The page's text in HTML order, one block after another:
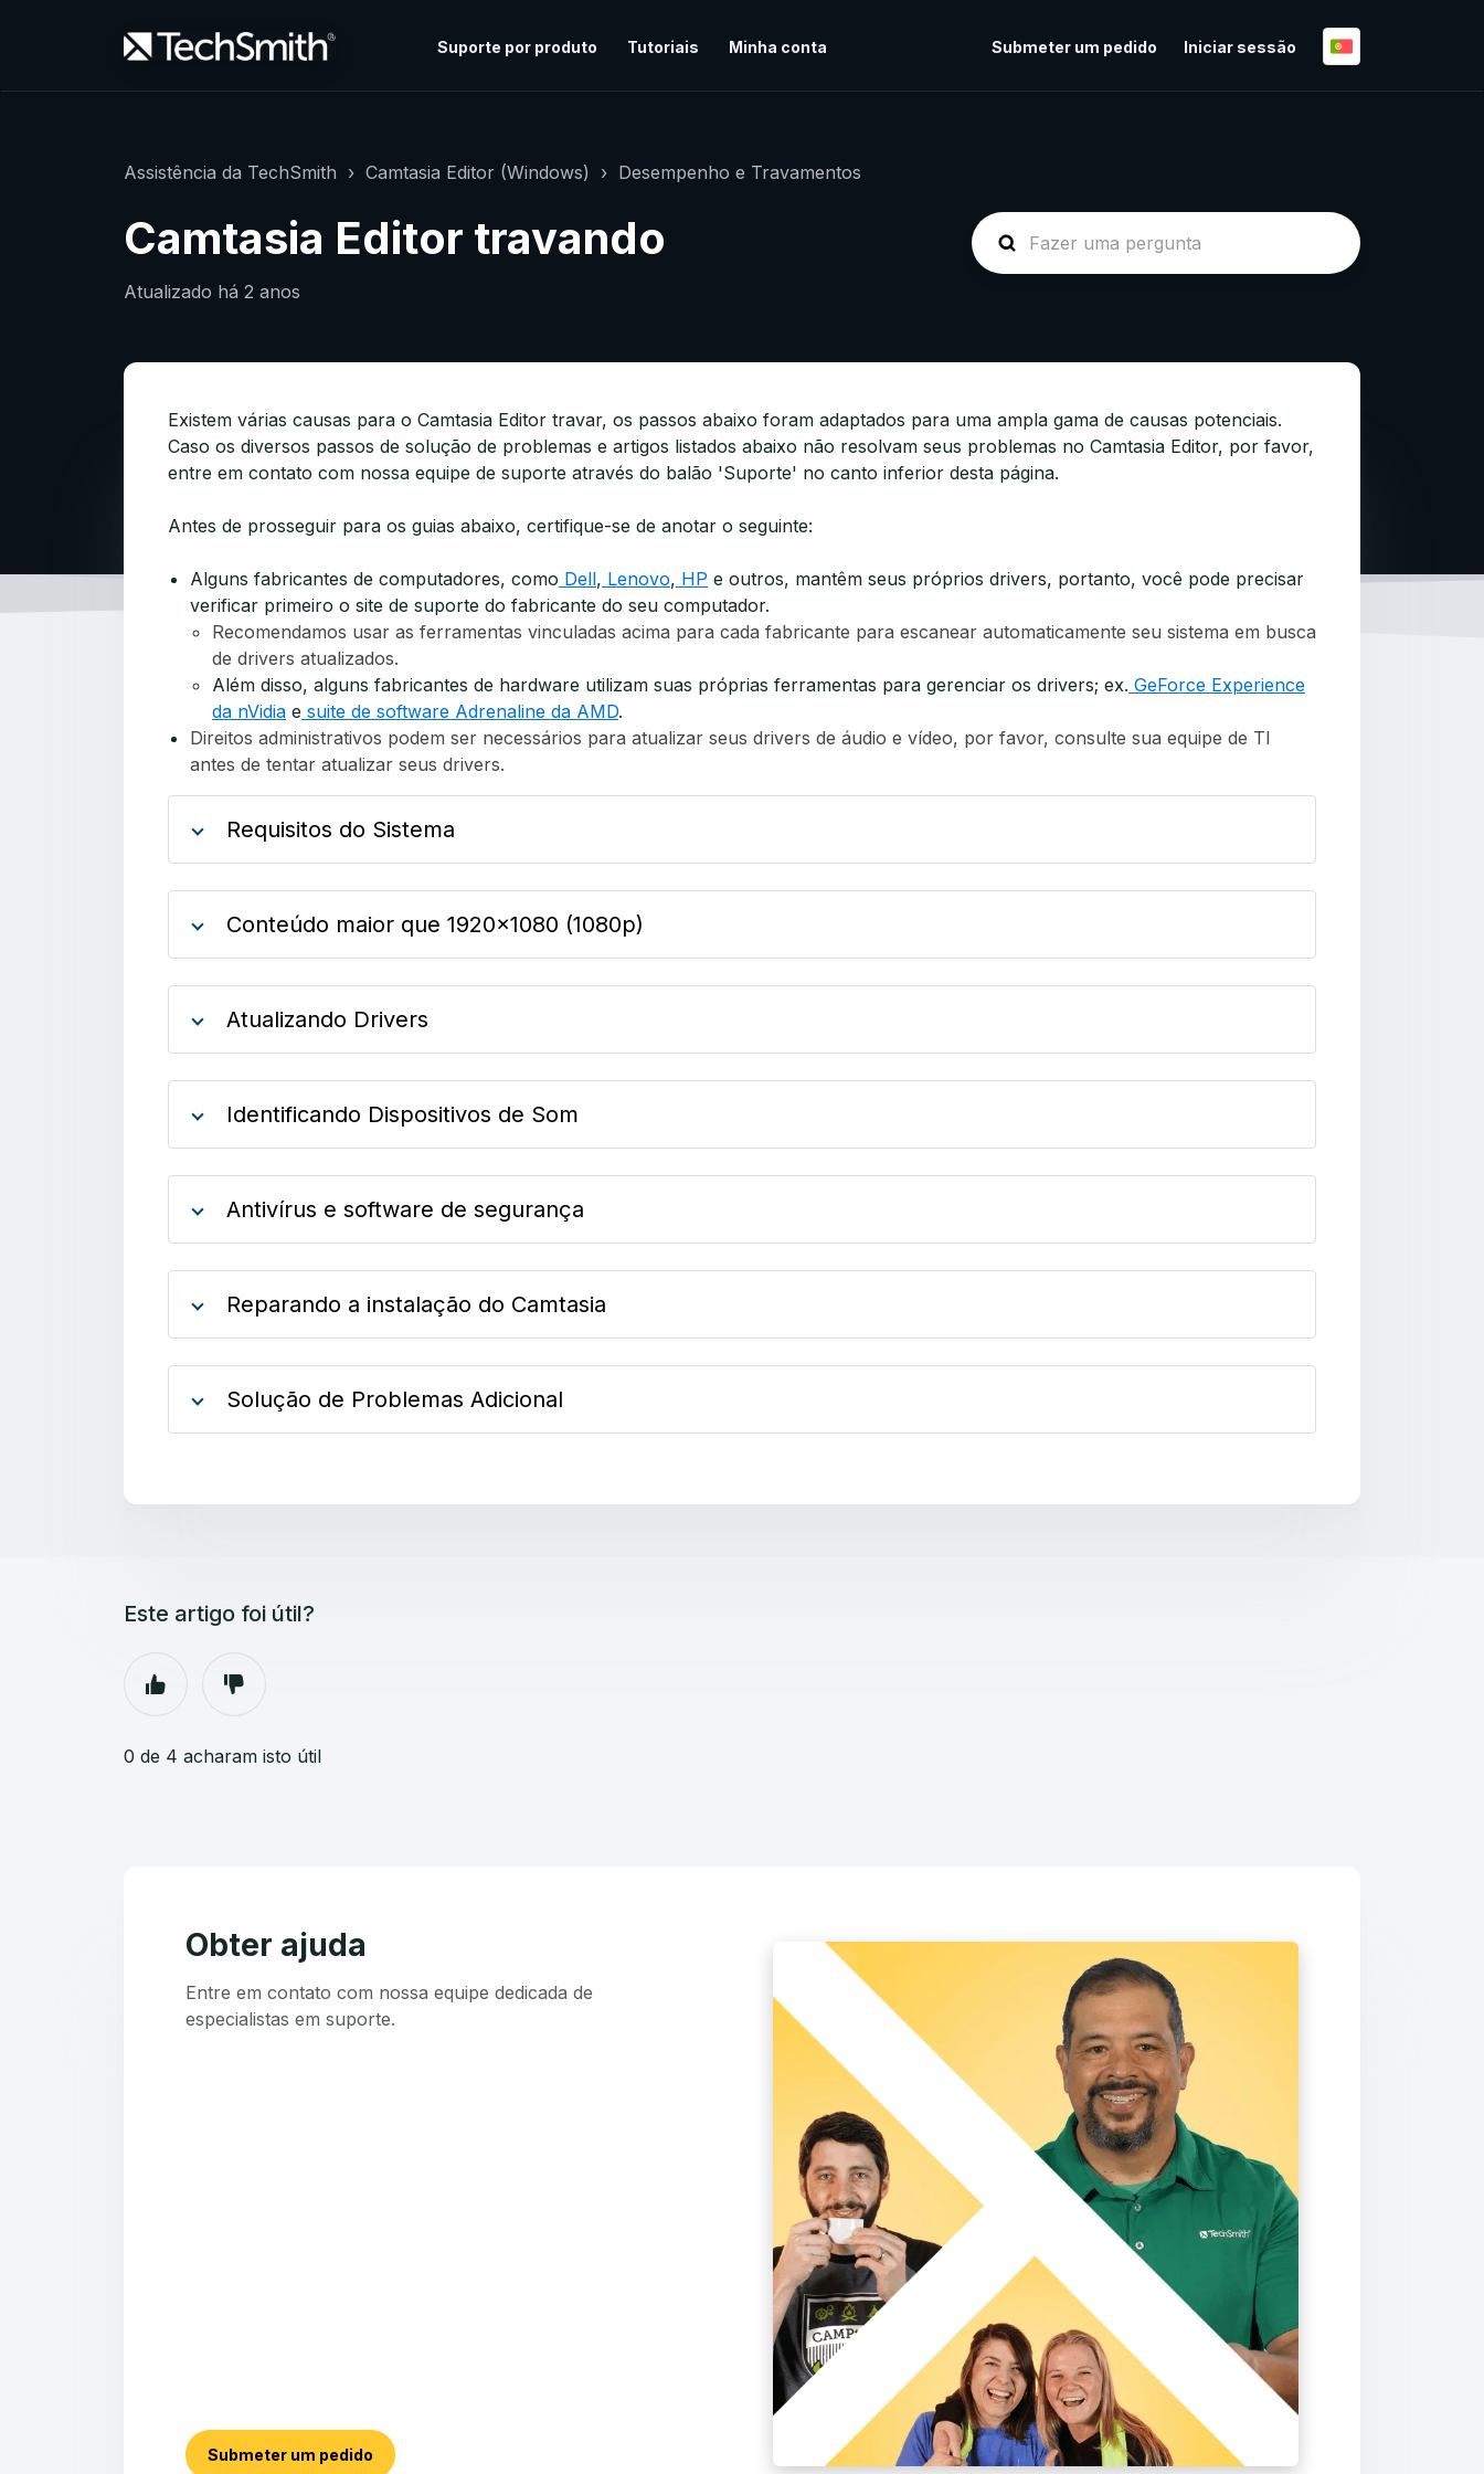
Suporte por produto Tutoriais Minha conta Submeter um pedido Iniciar sessão
Assistência da TechSmith Camtasia Editor (Windows) Desempenho e Travamentos
Camtasia Editor travando
Atualizado há 2 anos
Existem várias causas para o Camtasia Editor travar, os passos abaixo foram adaptados para uma ampla gama de causas potenciais.
Caso os diversos passos de solução de problemas e artigos listados abaixo não resolvam seus problemas no Camtasia Editor, por favor,
entre em contato com nossa equipe de suporte através do balão 'Suporte' no canto inferior desta página.
Antes de prosseguir para os guias abaixo, certifique-se de anotar o seguinte:
Alguns fabricantes de computadores, como Dell, Lenovo, HP e outros, mantêm seus próprios drivers, portanto, você pode precisar
verificar primeiro o site de suporte do fabricante do seu computador.
Recomendamos usar as ferramentas vinculadas acima para cada fabricante para escanear automaticamente seu sistema em busca
de drivers atualizados.
Além disso, alguns fabricantes de hardware utilizam suas próprias ferramentas para gerenciar os drivers; ex. GeForce Experience
da nVidia e suite de software Adrenaline da AMD.
Direitos administrativos podem ser necessários para atualizar seus drivers de áudio e vídeo, por favor, consulte sua equipe de TI
antes de tentar atualizar seus drivers.
Requisitos do Sistema
Conteúdo maior que 1920x1080 (1080p)
Atualizando Drivers
Identificando Dispositivos de Som
Antivírus e software de segurança
Reparando a instalação do Camtasia
Solução de Problemas Adicional
Este artigo foi útil?
0 de 4 acharam isto útil
Obter ajuda
Entre em contato com nossa equipe dedicada de
especialistas em suporte.
Submeter um pedido